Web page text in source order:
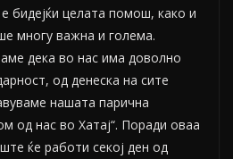
бидејќи целата помош, како и
многу важна и голема.
дека во нас има доволно
од денеска на сите
нашата парична
од нас во Хатај“. Поради оваа
ќе работи секој ден од